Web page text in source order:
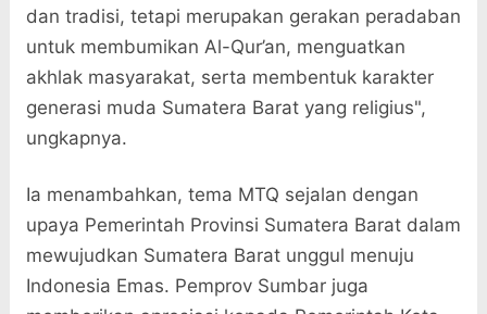
dan tradisi, tetapi merupakan gerakan peradaban
untuk membumikan Al-Qur’an, menguatkan
akhlak masyarakat, serta membentuk karakter
generasi muda Sumatera Barat yang religius",
ungkapnya.
Ia menambahkan, tema MTQ sejalan dengan
upaya Pemerintah Provinsi Sumatera Barat dalam
mewujudkan Sumatera Barat unggul menuju
Indonesia Emas. Pemprov Sumbar juga